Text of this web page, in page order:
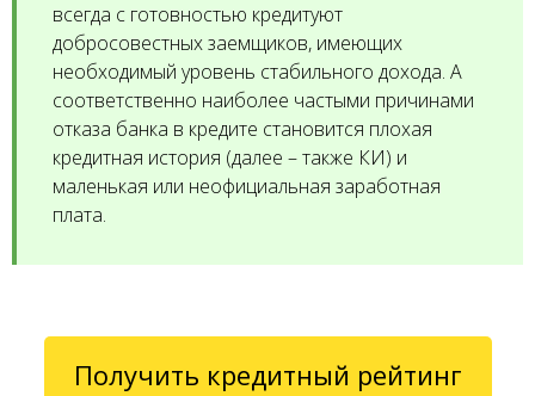
всегда с готовностью кредитуют
добросовестных заемщиков, имеющих
необходимый уровень стабильного дохода. А
соответственно наиболее частыми причинами
отказа банка в кредите становится плохая
кредитная история (далее – также КИ) и
маленькая или неофициальная заработная
плата.
Получить кредитный рейтинг